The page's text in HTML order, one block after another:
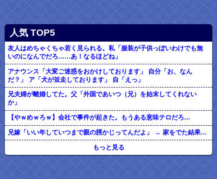
人気 TOP5
友人はめちゃくちゃ若く見られる。私「服装が子供っぽいわけでも無
いのになんでだろ……あ！なるほどね」
アナウンス「大変ご迷惑をおかけしております」 自分「お、なん
だ？」 ア「犬が並走しております」 自「えっ」
兄夫婦が離婚してた。父「外国であいつ（兄）を始末してくれない
か」
【やｗめｗろｗ】会社で事件が起きた。もうある意味テロだろ…
兄嫁「いい年していつまで親の脛かじってんだよ」 → 家をでた結果…
もっと見る